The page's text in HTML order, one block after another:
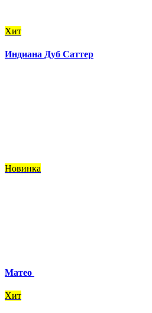
Хит
Индиана Дуб Саттер
Новинка
Матео
Хит